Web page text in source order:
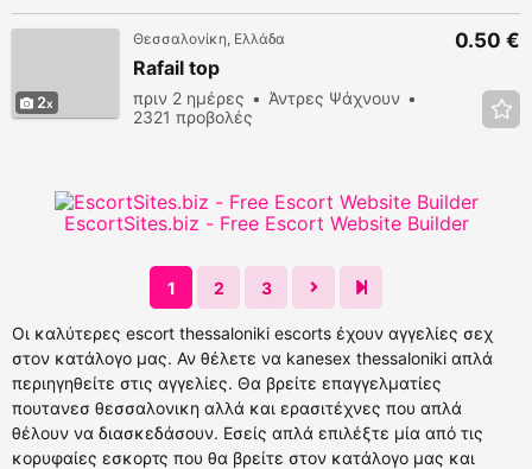
2
Θεσσαλονίκη, Ελλάδα
Rafail top
πριν 2 ημέρες
Άντρες Ψάχνουν
2321 προβολές
0.50 €
EscortSites.biz - Free Escort Website Builder
1 2 3
Οι καλύτερες escort thessaloniki escorts έχουν αγγελίες σεχ
στον κατάλογο μας. Αν θέλετε να kanesex thessaloniki απλά
περιηγηθείτε στις αγγελίες. Θα βρείτε επαγγελματίες
πουτανεσ θεσσαλονικη αλλά και ερασιτέχνες που απλά
θέλουν να διασκεδάσουν. Εσείς απλά επιλέξτε μία από τις
κορυφαίες εσκορτς που θα βρείτε στον κατάλογο μας και